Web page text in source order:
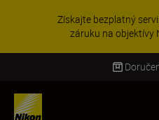
UŠETRI NA
vybranom
výbavu ešte